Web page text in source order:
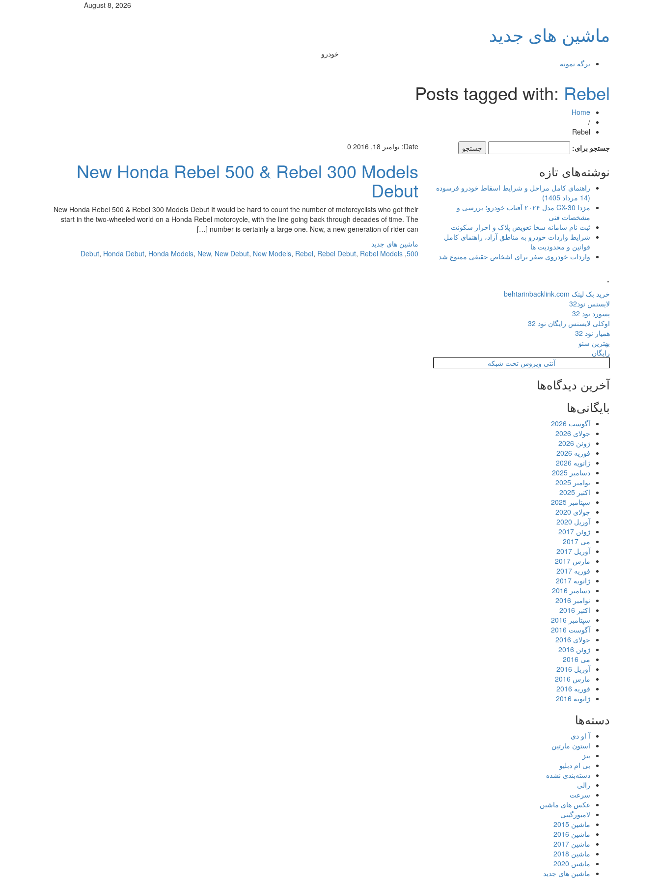
August 8, 2026
ماشین های جدید
خودرو
برگه نمونه
Posts tagged with: Rebel
Home
/
Rebel
Date: نوامبر 18, 2016 0
New Honda Rebel 500 & Rebel 300 Models
Debut
New Honda Rebel 500 & Rebel 300 Models Debut It would be hard to count the number of motorcyclists who got their
start in the two-wheeled world on a Honda Rebel motorcycle, with the line going back through decades of time. The
number is certainly a large one. Now, a new generation of rider can […]
ماشین های جدید
500
,
Debut, Honda Debut, Honda Models, New, New Debut, New Models, Rebel, Rebel Debut, Rebel Models
جستجو برای:
نوشته‌های تازه
راهنمای کامل مراحل و شرایط اسقاط خودرو فرسوده
(14 مرداد 1405)
مزدا CX-30 مدل ۲۰۲۴ آفتاب خودرو؛ بررسی و
مشخصات فنی
ثبت نام سامانه سخا تعویض پلاک و احراز سکونت
شرایط واردات خودرو به مناطق آزاد، راهنمای کامل
قوانین و محدودیت ها
واردات خودروی صفر برای اشخاص حقیقی ممنوع شد
.
خرید بک لینک behtarinbacklink.com
لایسنس نود32
پسورد نود 32
اوکلی لایسنس رایگان نود 32
همیار نود 32
بهترین سئو
رایگان
آنتی ویروس تحت شبکه
آخرین دیدگاه‌ها
بایگانی‌ها
آگوست 2026
جولای 2026
ژوئن 2026
فوریه 2026
ژانویه 2026
دسامبر 2025
نوامبر 2025
اکتبر 2025
سپتامبر 2025
جولای 2020
آوریل 2020
ژوئن 2017
می 2017
آوریل 2017
مارس 2017
فوریه 2017
ژانویه 2017
دسامبر 2016
نوامبر 2016
اکتبر 2016
سپتامبر 2016
آگوست 2016
جولای 2016
ژوئن 2016
می 2016
آوریل 2016
مارس 2016
فوریه 2016
ژانویه 2016
دسته‌ها
آ او دی
استون مارتین
بنز
بی ام دبلیو
دسته‌بندی نشده
رالی
سرعت
عکس های ماشین
لامبورگینی
ماشین 2015
ماشین 2016
ماشین 2017
ماشین 2018
ماشین 2020
ماشین های جدید